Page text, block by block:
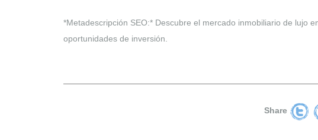
*Metadescripción SEO:* Descubre el mercado inmobiliario de lujo
oportunidades de inversión.
Share